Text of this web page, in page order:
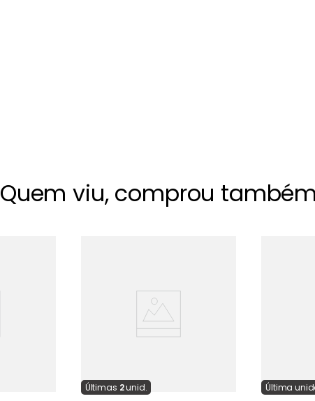
Quem viu, comprou também
Últimas 2unid. Última